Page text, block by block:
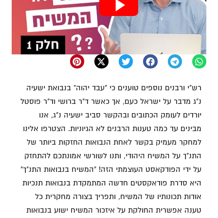
רש"י ורבנים נוספים טוענים כי "עבד יהוה" בנבואת ישעיה
נ"ג מדבר על ישראל כעם, אך כאשר ד"ר ברושי וד"ר פוסטל
יורדים לעומק הכתובים ובהקשר סביב ישעיה נ"ג, אנו
מבינים עד כמה טענות הרבנים לא הגיוניות. הצטרפו אלינו
למחקר מעמיק בקשר לאחת הנבואות החזקות ביותר של
התנ"ך על המשיח היהודי, ותנו לשורשי אמונתכם להתחזק
על ידי הפודקאסט העוצמתי הזה! "המשיח בנבואות התנ"ך"
היא סדרת פודאקסטים חדשה המתמקדת בנבואות תנכיות
אודות תכונותיו של המשיח, ותפריך בצורה מחקרית כל
טענה אפשרית החולקת על איזכור המשיח ישוע בנבואות